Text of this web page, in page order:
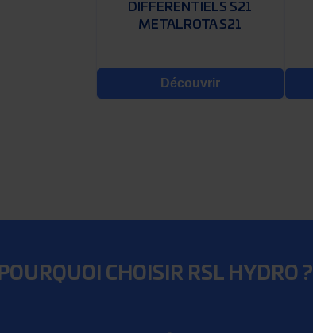
DIFFERENTIELS S21
METALROTA S21
Découvrir
POURQUOI CHOISIR RSL HYDRO ?